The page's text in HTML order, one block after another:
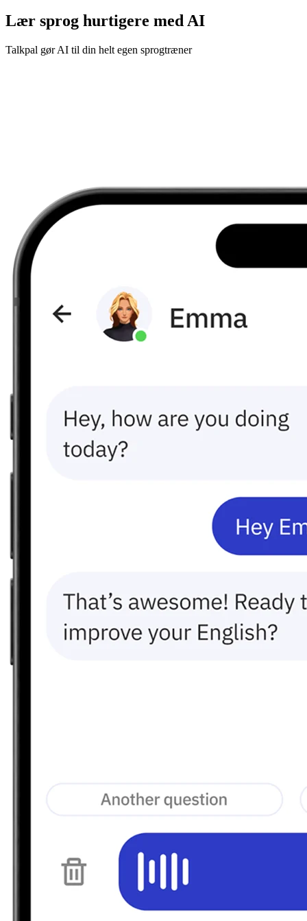
Lær sprog hurtigere med AI
Talkpal gør AI til din helt egen sprogtræner